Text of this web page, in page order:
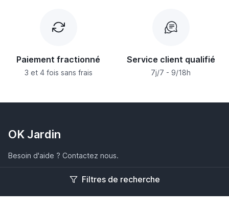
Filtres de recherche
Paiement fractionné
3 et 4 fois sans frais
Service client qualifié
7j/7 - 9/18h
OK Jardin
Besoin d'aide ? Contactez nous.
Inscription à la newsletter